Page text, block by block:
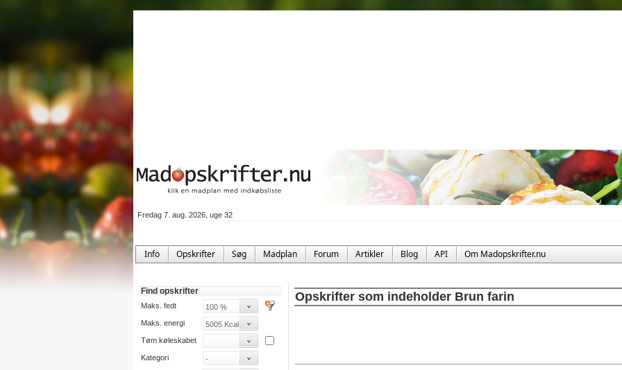
Fredag 7. aug. 2026, uge 32
Info Opskrifter Søg Madplan Forum Artikler Blog API Om Madopskrifter.nu
Find opskrifter
Maks. fedt
Maks. energi
Tøm køleskabet
Kategori
Opskrifter som indeholder Brun farin